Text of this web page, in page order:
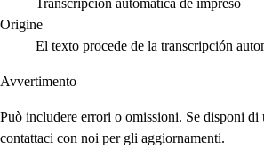
Transcripción automática de impreso
Origine
El texto procede de la transcripción
Avvertimento
Può includere errori o omissioni. Se disponi
contattaci con noi per gli aggiornamenti.